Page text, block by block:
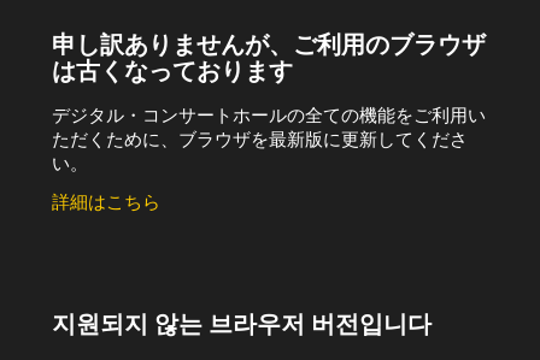
申し訳ありませんが、ご利用のブラウザ
は古くなっております
デジタル・コンサートホールの全ての機能をご利用い
ただくために、ブラウザを最新版に更新してくださ
い。
詳細はこちら
지원되지 않는 브라우저 버전입니다